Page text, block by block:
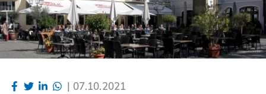
| 07.10.2021